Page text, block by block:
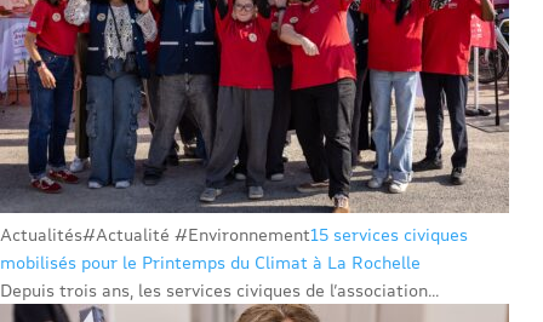
Actualités#Actualité #Environnement15 services civiques
mobilisés pour le Printemps du Climat à La Rochelle
Depuis trois ans, les services civiques de l’association...